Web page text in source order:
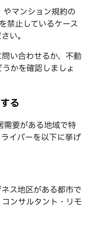
マンション規約の
禁止しているケース
い。
い合わせるか、不動
かを確認しましょ
る
需要がある地域で特
イバーを以下に挙げ
ス地区がある都市で
ンサルタント・リモ